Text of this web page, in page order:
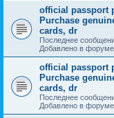
official passport
Purchase
cards, dr
Последнее
Добавлено в форуме
official passport
Purchase
cards, dr
Последнее
Добавлено в форуме